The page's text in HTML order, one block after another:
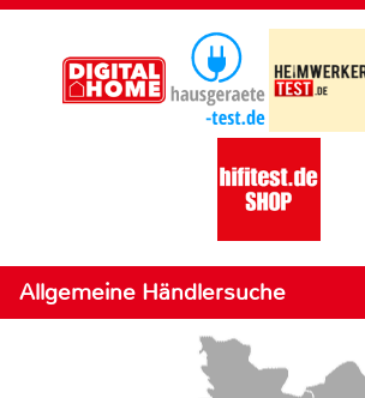
Allgemeine Händlersuche